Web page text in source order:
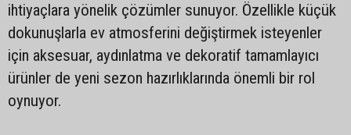
ihtiyaçlara yönelik çözümler sunuyor. Özellikle küçük
dokunuşlarla ev atmosferini değiştirmek isteyenler
için aksesuar, aydınlatma ve dekoratif tamamlayıcı
ürünler de yeni sezon hazırlıklarında önemli bir rol
oynuyor.